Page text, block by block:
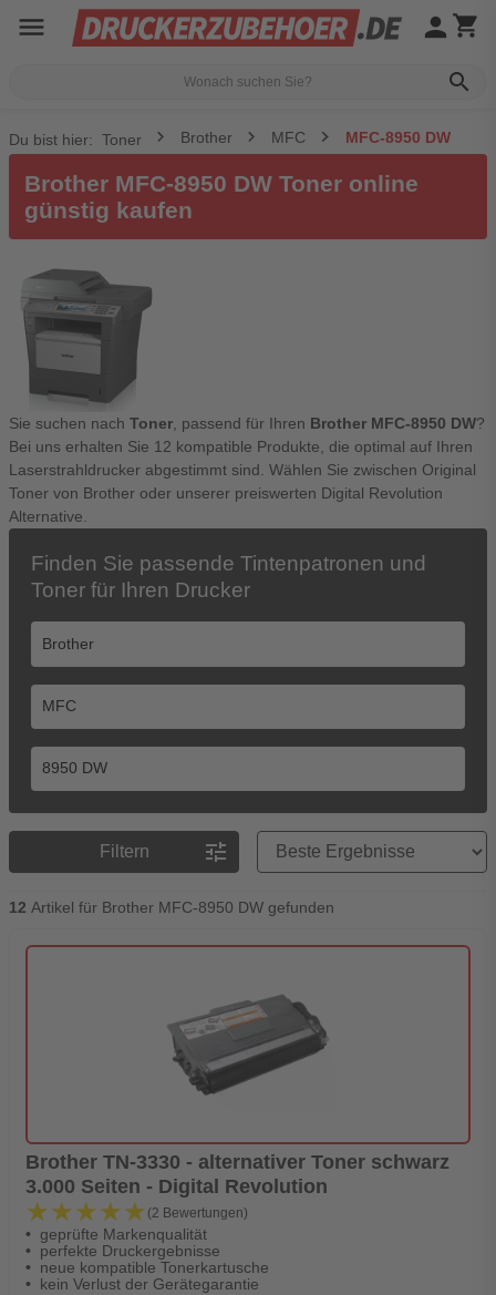
menu
search
person shopping_cart
Du bist hier: Toner Brother MFC MFC-8950 DW
Brother MFC-8950 DW Toner online
günstig kaufen
Sie suchen nach Toner , passend für Ihren Brother MFC-8950 DW?
Bei uns erhalten Sie 12 kompatible Produkte, die optimal auf Ihren
Laserstrahldrucker abgestimmt sind. Wählen Sie zwischen Original
Toner von Brother oder unserer preiswerten Digital Revolution
Alternative.
Finden Sie passende Tintenpatronen und
Toner für Ihren Drucker
Filtern tune
Preisreihenfolge
12 Artikel für Brother MFC-8950 DW gefunden
Brother TN-3330 - alternativer Toner schwarz
3.000 Seiten - Digital Revolution
★★★★★
★★★★★ (2 Bewertungen)
geprüfte Markenqualität
perfekte Druckergebnisse
neue kompatible Tonerkartusche
kein Verlust der Gerätegarantie